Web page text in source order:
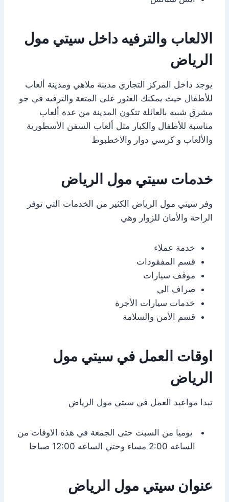
الالعاب والترفيه داخل سيتي مول
الرياض
يوجد داخل المركز التجاري مدينة ملاهي ومدينة ألعاب
للأطفال حيث يمكنك العثور على المتعة والترفيه في جو
مشرق شبيه بالعائلة تتكون المدينة من عدة ألعاب
مناسبة للأطفال والكبار مثل ألعاب السفن الأسطورية
والألعاب و كرسي دوار والاخطبوط
خدمات سيتي مول الرياض
وفر سيتي مول الرياض الكثير من الخدمات التي توفر
الراحة والأمان للزوار وهي
خدمة عملاء
قسم المفقودات
موقف سيارات
صراف الي
خدمات سيارات الأجرة
قسم الأمن والسلامة
اوقات العمل في سيتي مول
الرياض
تبدا مواعيد العمل في سيتي مول الرياض
يوميا من السبت حتى الجمعة في هذه الاوقات من
الساعه 2:00 مساء وحتي الساعه 12:00 صباحا
عنوان سيتي مول الرياض